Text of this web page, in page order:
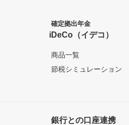
確定拠出年金
iDeCo（イデコ）
商品一覧
節税シミュレーション
銀行との口座連携